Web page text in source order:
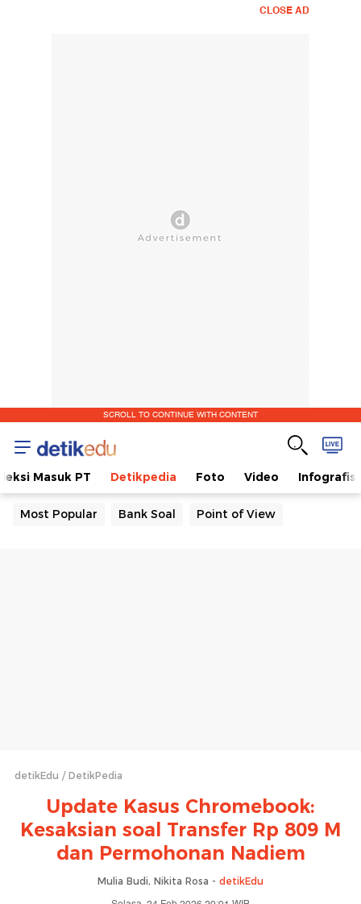
CLOSE AD
SCROLL TO CONTINUE WITH CONTENT
Masuk PT Detikpedia Foto Video Infografis
Most Popular Bank Soal Point of View
detikEdu DetikPedia
Update Kasus Chromebook:
Kesaksian soal Transfer Rp 809 M
dan Permohonan Nadiem
Mulia Budi, Nikita Rosa - detikEdu